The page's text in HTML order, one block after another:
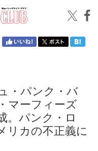
・パンク・バ
マーフィーズ
。パンク・ロ
リカの不正義に